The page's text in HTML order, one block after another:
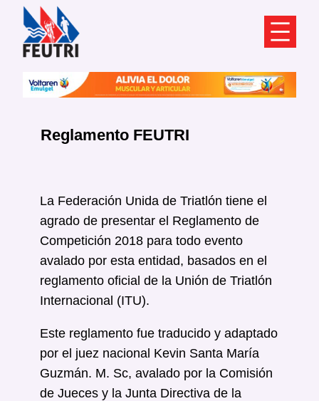
Saltar
contenido
Reglamento FEUTRI
La Federación Unida de Triatlón tiene el
agrado de presentar el Reglamento de
Competición 2018 para todo evento
avalado por esta entidad, basados en el
reglamento oficial de la Unión de Triatlón
Internacional (ITU).
Este reglamento fue traducido y adaptado
por el juez nacional Kevin Santa María
Guzmán. M. Sc, avalado por la Comisión
de Jueces y la Junta Directiva de la